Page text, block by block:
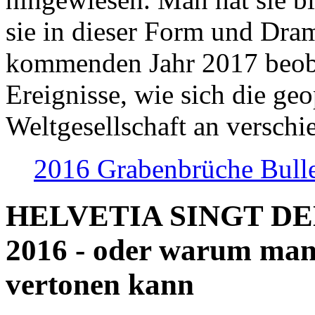
sie in dieser Form und
kommenden Jahr 2017
Ereignisse, wie sich die
Weltgesellschaft an
2016 Grabenbrüche
HELVETIA SINGT
2016 - oder warum
vertonen kann